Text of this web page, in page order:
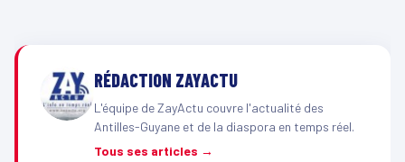
RÉDACTION ZAYACTU
L'équipe de ZayActu couvre l'actualité des
Antilles-Guyane et de la diaspora en temps réel.
Tous ses articles →